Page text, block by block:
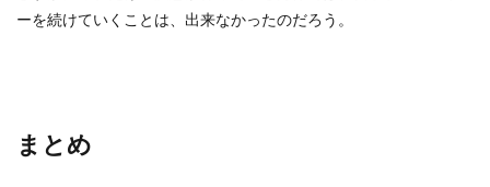
ーを続けていくことは、出来なかったのだろう。
まとめ